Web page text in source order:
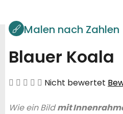
Malen nach Zahlen
Blauer Koala
Die
Produktbewertung
Nicht bewertet
Wie ein Bildmit